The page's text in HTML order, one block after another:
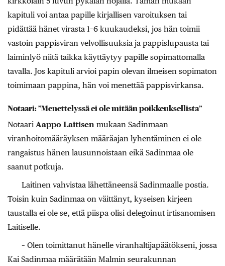
kapituli voi antaa papille kirjallisen varoituksen tai
pidättää hänet virasta 1–6 kuukaudeksi, jos hän toimii
vastoin pappisviran velvollisuuksia ja pappislupausta tai
laiminlyö niitä taikka käyttäytyy papille sopimattomalla
tavalla. Jos kapituli arvioi papin olevan ilmeisen sopimaton
toimimaan pappina, hän voi menettää pappisvirkansa.
Notaari: ”Menettelyssä ei ole mitään poikkeuksellista”
Notaari Aappo Laitisen mukaan Sadinmaan
viranhoitomääräyksen määräajan lyhentäminen ei ole
rangaistus hänen lausunnoistaan eikä Sadinmaa ole
saanut potkuja.
Laitinen vahvistaa lähettäneensä Sadinmaalle postia.
Toisin kuin Sadinmaa on väittänyt, kyseisen kirjeen
taustalla ei ole se, että piispa olisi delegoinut irtisanomisen
Laitiselle.
– Olen toimittanut hänelle viranhaltijapäätökseni, jossa
Kai Sadinmaa määrätään Malmin seurakunnan